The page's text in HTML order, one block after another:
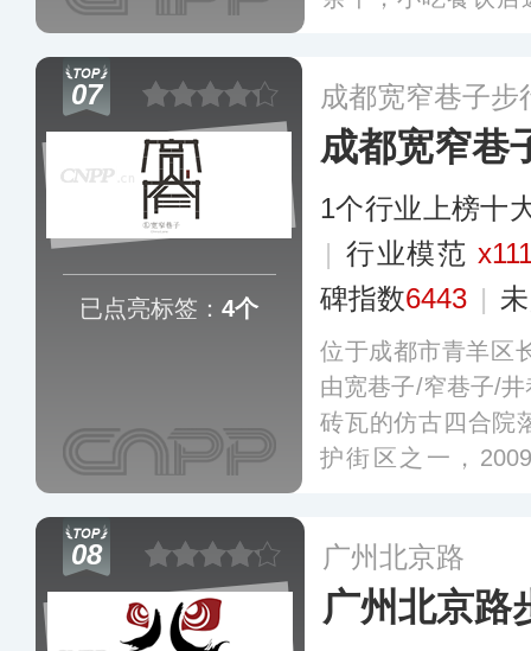
多
07
已点亮标签： 4个
成都宽窄巷子步
成都宽窄巷
1个行业上榜十
| 行业模范
碑指数6443 |
位于成都市青羊区
由宽巷子/窄巷子/
砖瓦的仿古四合院
护街区之一，
08 广州北京路
广州北京路